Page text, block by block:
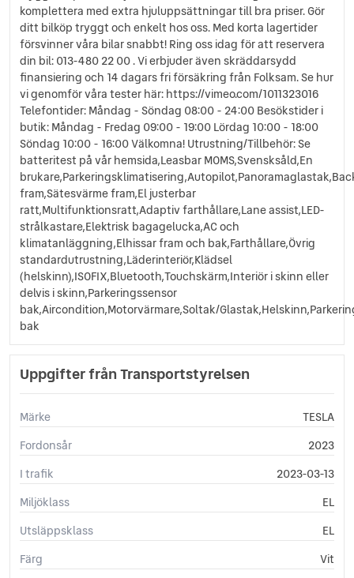
komplettera med extra hjuluppsättningar till bra priser. Gör
ditt bilköp tryggt och enkelt hos oss. Med korta lagertider
försvinner våra bilar snabbt! Ring oss idag för att reservera
din bil: 013-480 22 00 . Vi erbjuder även skräddarsydd
finansiering och 14 dagars fri försäkring från Folksam. Se hur
vi genomför våra tester här: https://vimeo.com/1011323016
Telefontider: Måndag - Söndag 08:00 - 24:00 Besökstider i
butik: Måndag - Fredag 09:00 - 19:00 Lördag 10:00 - 18:00
Söndag 10:00 - 16:00 Välkomna! Utrustning/Tillbehör: Se
batteritest på vår hemsida,Leasbar MOMS,Svensksåld,En
fram,Sätesvärme fram,El justerbar
ratt,Multifunktionsratt,Adaptiv farthållare,Lane assist,LED-
strålkastare,Elektrisk bagagelucka,AC och
klimatanläggning,Elhissar fram och bak,Farthållare,Övrig
standardutrustning,Läderinteriör,Klädsel
(helskinn),ISOFIX,Bluetooth,Touchskärm,Interiör i skinn eller
delvis i skinn,Parkeringssensor
bak,Aircondition,Motorvärmare,Soltak/
bak
Uppgifter från Transportstyrelsen
Märke
TESLA
Fordonsår
2023
I trafik
2023-03-13
Miljöklass
EL
Utsläppsklass
EL
Färg
Vit